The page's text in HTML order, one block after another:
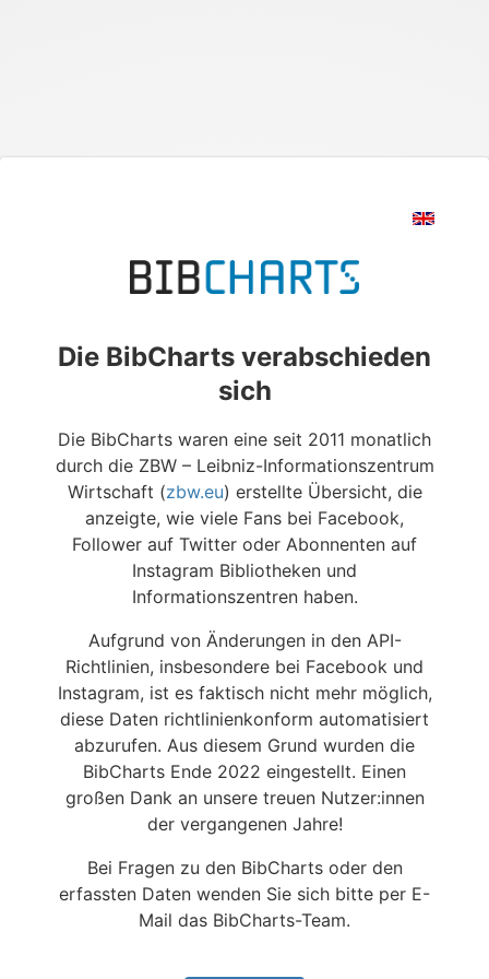
Die BibCharts verabschieden
sich
Die BibCharts waren eine seit 2011 monatlich
durch die ZBW – Leibniz-Informationszentrum
Wirtschaft (zbw.eu) erstellte Übersicht, die
anzeigte, wie viele Fans bei Facebook,
Follower auf Twitter oder Abonnenten auf
Instagram Bibliotheken und
Informationszentren haben.
Aufgrund von Änderungen in den API-
Richtlinien, insbesondere bei Facebook und
Instagram, ist es faktisch nicht mehr möglich,
diese Daten richtlinienkonform automatisiert
abzurufen. Aus diesem Grund wurden die
BibCharts Ende 2022 eingestellt. Einen
großen Dank an unsere treuen Nutzer:innen
der vergangenen Jahre!
Bei Fragen zu den BibCharts oder den
erfassten Daten wenden Sie sich bitte per E-
Mail das BibCharts-Team.